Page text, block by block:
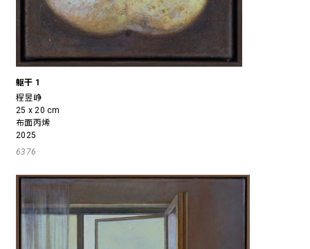
躯干 1
程昱峥
25 x 20 cm
布面丙烯
2025
6376